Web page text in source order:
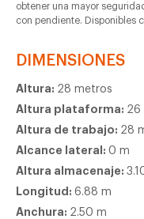
obtener una mayor
con pendiente. Disponibles
DIMENSIONES
Altura: 28 metros
Altura plataforma: 26
Altura de trabajo: 28
Alcance lateral: 0 m
Altura almacenaje:
Longitud: 6.88 m
Anchura: 2.50 m